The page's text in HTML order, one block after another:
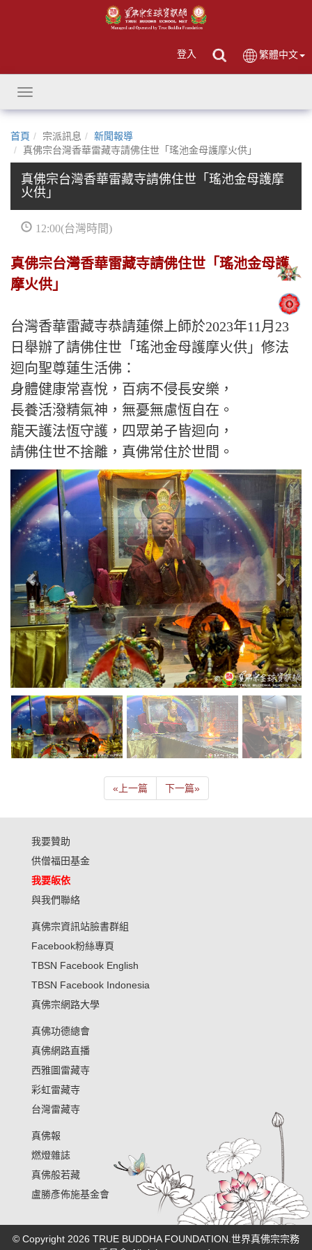
登入 繁體中文
Toggle
navigation
首頁 宗派訊息
新聞報導
真佛宗台灣香華雷藏寺請佛住世「瑤池金母護摩火供」
真佛宗台灣香華雷藏寺請佛住世「瑤池金母護摩
火供」
12:00(台灣時間)
真佛宗台灣香華雷藏寺請佛住世「瑤池金母護
摩火供」
台灣香華雷藏寺恭請蓮傑上師於2023年11月23
日舉辦了請佛住世「瑤池金母護摩火供」修法
迴向聖尊蓮生活佛：
身體健康常喜悅，百病不侵長安樂，
長養活潑精氣神，無憂無慮恆自在。
龍天護法恆守護，四眾弟子皆迴向，
請佛住世不捨離，真佛常住於世間。
« 上一篇 下一篇»
我要贊助
供僧福田基金
我要皈依
與我們聯絡
真佛宗資訊站臉書群組
Facebook粉絲專頁
TBSN Facebook English
TBSN Facebook Indonesia
真佛宗網路大學
真佛功德總會
真佛網路直播
西雅圖雷藏寺
彩虹雷藏寺
台灣雷藏寺
真佛報
燃燈雜誌
真佛般若藏
盧勝彥佈施基金會
© Copyright 2026 TRUE BUDDHA FOUNDATION.世界真佛宗宗務